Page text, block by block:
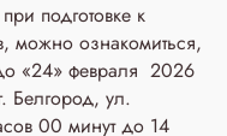
подготовке к
можно ознакомиться,
«24» февраля 2026
Белгород, ул.
00 минут до 14